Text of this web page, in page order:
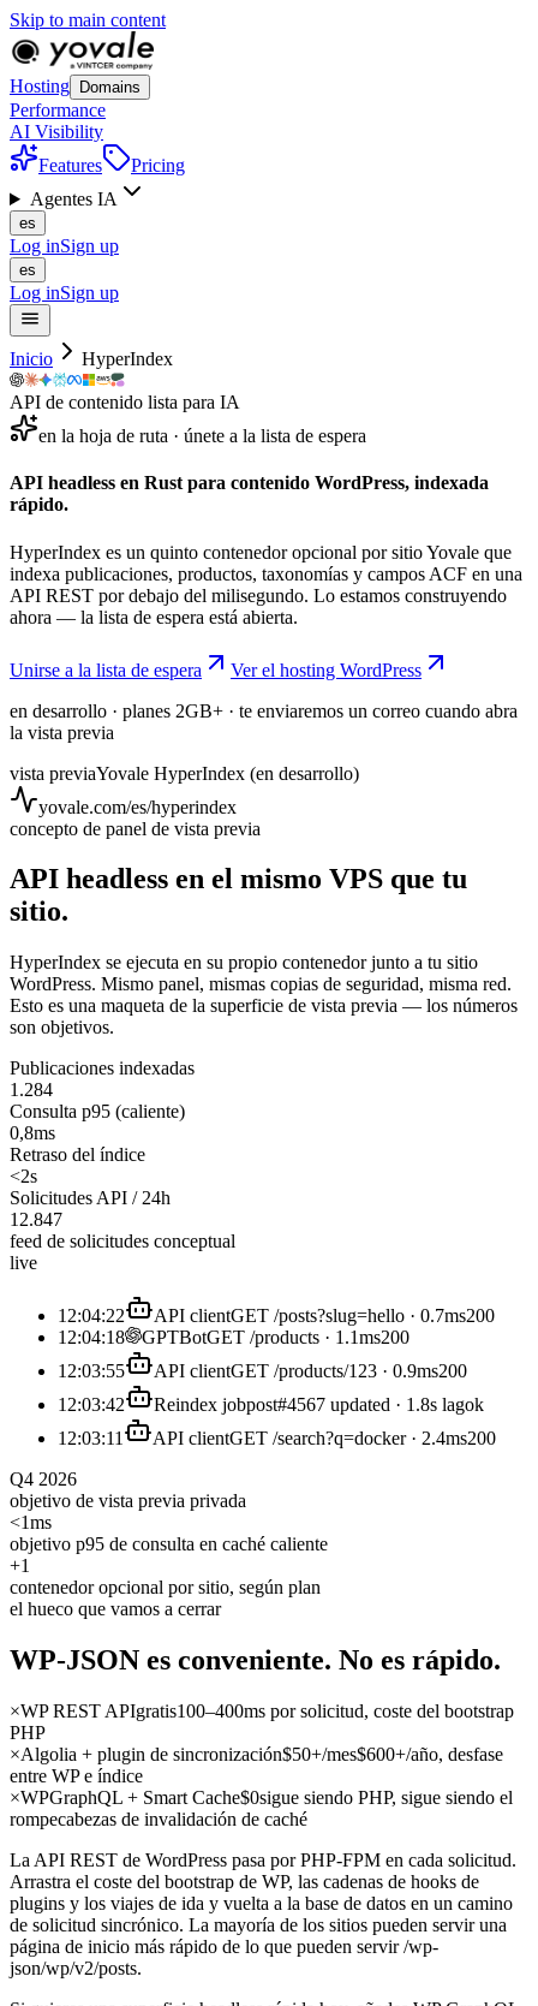
Skip to main content
Hosting Domains
Performance
AI Visibility
Features
Pricing
Agentes IA
es
Log inSign up
es
Log inSign up
Inicio HyperIndex
API de contenido lista para IA
en la hoja de ruta · únete a la lista de espera
API headless en Rust para contenido WordPress, indexada
rápido.
HyperIndex es un quinto contenedor opcional por sitio Yovale que
indexa publicaciones, productos, taxonomías y campos ACF en una
API REST por debajo del milisegundo. Lo estamos construyendo
ahora — la lista de espera está abierta.
Unirse a la lista de espera
Ver el hosting WordPress
en desarrollo · planes 2GB+ · te enviaremos un correo cuando abra
la vista previa
vista previaYovale HyperIndex (en desarrollo)
yovale.com/es/hyperindex
concepto de panel de vista previa
API headless en el mismo VPS que tu
sitio.
HyperIndex se ejecuta en su propio contenedor junto a tu sitio
WordPress. Mismo panel, mismas copias de seguridad, misma red.
Esto es una maqueta de la superficie de vista previa — los números
son objetivos.
Publicaciones indexadas
1.284
Consulta p95 (caliente)
0,8ms
Retraso del índice
<2s
Solicitudes API / 24h
12.847
feed de solicitudes conceptual
live
12:04:22 API clientGET /posts?slug=hello · 0.7ms200
12:04:18
GPTBotGET /products · 1.1ms200
12:03:55
API clientGET /products/123 · 0.9ms200
12:03:42
Reindex jobpost#4567 updated · 1.8s lagok
12:03:11
API clientGET /search?q=docker · 2.4ms200
Q4 2026
objetivo de vista previa privada
<1ms
objetivo p95 de consulta en caché caliente
+1
contenedor opcional por sitio, según plan
el hueco que vamos a cerrar
WP-JSON es conveniente. No es rápido.
×WP REST APIgratis100–400ms por solicitud, coste del bootstrap
PHP
×Algolia + plugin de sincronización$50+/mes$600+/año, desfase
entre WP e índice
×WPGraphQL + Smart Cache$0sigue siendo PHP, sigue siendo el
rompecabezas de invalidación de caché
La API REST de WordPress pasa por PHP-FPM en cada solicitud.
Arrastra el coste del bootstrap de WP, las cadenas de hooks de
plugins y los viajes de ida y vuelta a la base de datos en un camino
de solicitud sincrónico. La mayoría de los sitios pueden servir una
página de inicio más rápido de lo que pueden servir /wp-
json/wp/v2/posts.